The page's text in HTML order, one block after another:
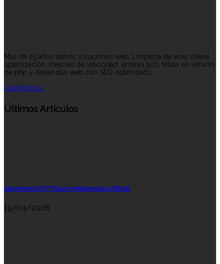
Más de 25 años dando soluciones web. Limpieza de virus online,
optimización, mejoras de velocidad, errores 500, fallos en versión
de php y desarrollo web con SEO optimizado.
Cuéntanos
Últimos Artículos
Servidores MCP futuro Inteligencia Artificial
19/04/2026